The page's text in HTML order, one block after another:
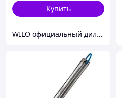
Купить
WILO официальный дилер ТОО МАМОНТ